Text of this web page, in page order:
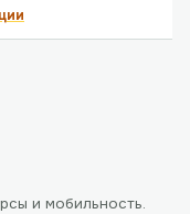
и мобильность.